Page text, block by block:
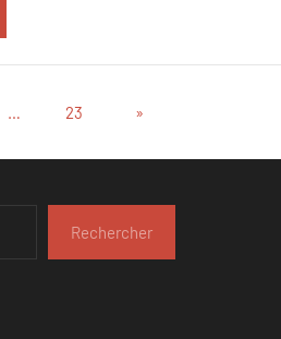
… 23
Articles
»
Rechercher